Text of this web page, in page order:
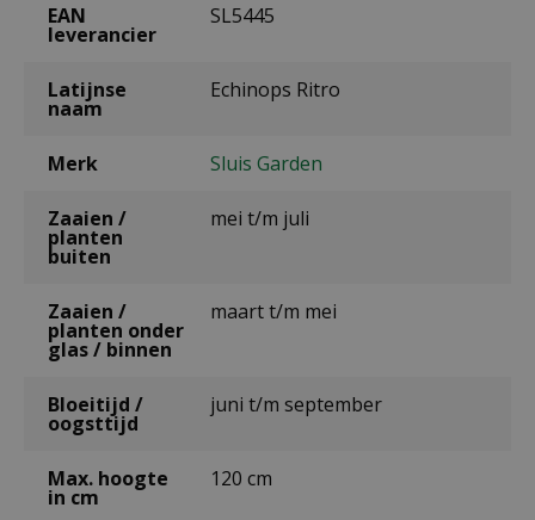
EAN
leverancier
SL5445
Latijnse
naam
Echinops Ritro
Merk Sluis Garden
Zaaien /
planten
buiten
mei t/m juli
Zaaien /
planten onder
glas / binnen
maart t/m mei
Bloeitijd /
oogsttijd
juni t/m september
Max. hoogte
in cm
120 cm